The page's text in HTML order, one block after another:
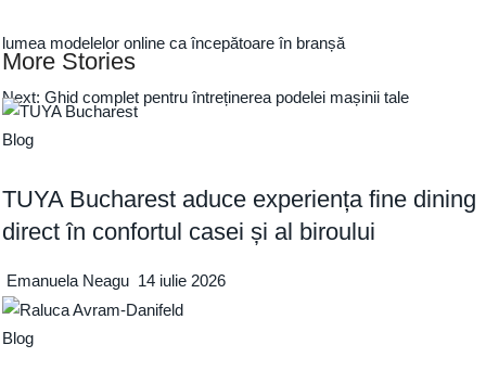
lumea modelelor online ca începătoare în branșă
Next:Ghid complet pentru întreținerea podelei mașinii tale
More Stories
Blog
TUYA Bucharest aduce experiența fine dining
direct în confortul casei și al biroului
Emanuela Neagu 14 iulie 2026
Blog